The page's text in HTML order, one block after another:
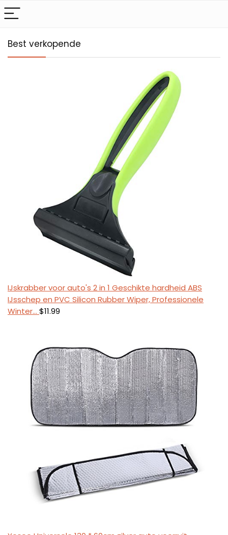
Best verkopende
IJskrabber voor auto's 2 in 1 Geschikte hardheid ABS
IJsschep en PVC Silicon Rubber Wiper, Professionele
Winter… $11.99